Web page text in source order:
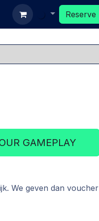
Reserve
GAMEPLAY
We geven dan voucher